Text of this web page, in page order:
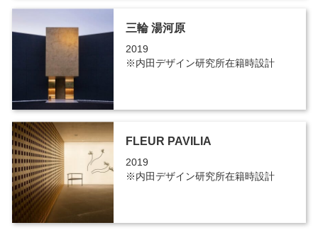
三輪 湯河原
2019
※内田デザイン研究所在籍時設計
FLEUR PAVILIA
2019
※内田デザイン研究所在籍時設計